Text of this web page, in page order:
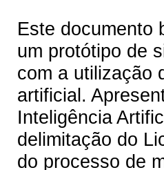
Este documento
um protótipo de
com a utilização
artificial.
Inteligência
delimitação do
do processo de